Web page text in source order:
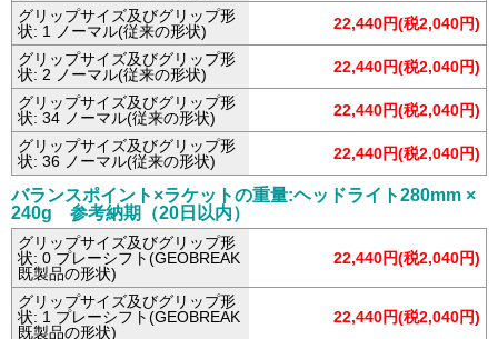
グリップサイズ及びグリップ形
状: 1 ノーマル(従来の形状)
22,440円(税2,040円)
グリップサイズ及びグリップ形
状: 2 ノーマル(従来の形状)
22,440円(税2,040円)
グリップサイズ及びグリップ形
状: 34 ノーマル(従来の形状)
22,440円(税2,040円)
グリップサイズ及びグリップ形
状: 36 ノーマル(従来の形状)
22,440円(税2,040円)
バランスポイント×ラケットの重量:ヘッドライト280mm ×
240g 参考納期（20日以内）
グリップサイズ及びグリップ形
状: 0 プレーシフト(GEOBREAK
既製品の形状)
22,440円(税2,040円)
グリップサイズ及びグリップ形
状: 1 プレーシフト(GEOBREAK
既製品の形状)
22,440円(税2,040円)